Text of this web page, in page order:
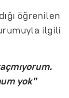
öğrenilen
ilgili
yok"